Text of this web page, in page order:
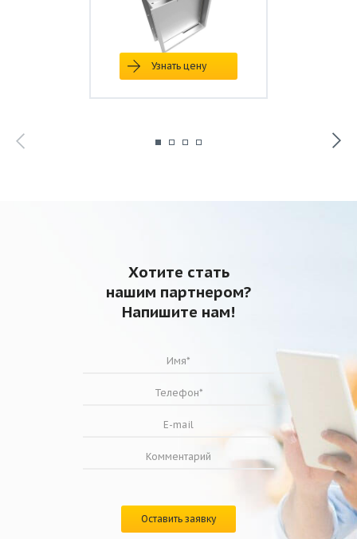
Узнать цену
Хотите стать
нашим партнером?
Напишите нам!
Оставить заявку